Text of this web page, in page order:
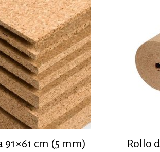
91×61 cm (5 mm)
Rollo